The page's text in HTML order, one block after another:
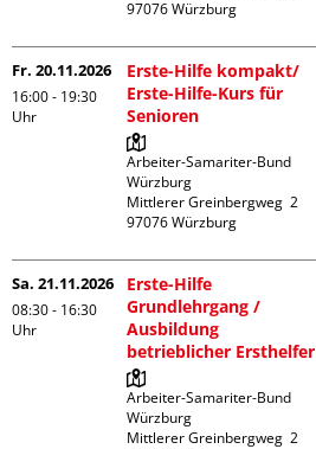
Fr. 20.11.2026
16:00 - 19:30
Uhr
Erste-Hilfe kompakt/
Erste-Hilfe-Kurs für
Senioren
Arbeiter-Samariter-Bund
Würzburg
Mittlerer Greinbergweg  2
Sa. 21.11.2026
08:30 - 16:30
Uhr
Erste-Hilfe
Grundlehrgang /
Ausbildung
betrieblicher Ersthelfer
Arbeiter-Samariter-Bund
Würzburg
Mittlerer Greinbergweg  2